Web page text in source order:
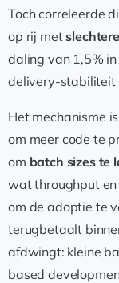
Toch correleerde
op rij met
daling van 1,5%
delivery-stabiliteit
Het mechanisme
om meer code te
om batch sizes te
wat throughput
om de adoptie te
terugbetaalt
afdwingt: kleine
based